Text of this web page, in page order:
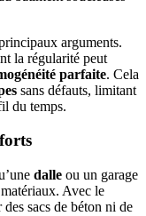
arguments.
la régularité peut
parfaite. Cela
sans défauts, limitant
du temps.
dalle ou un garage
Avec le
sacs de béton ni de